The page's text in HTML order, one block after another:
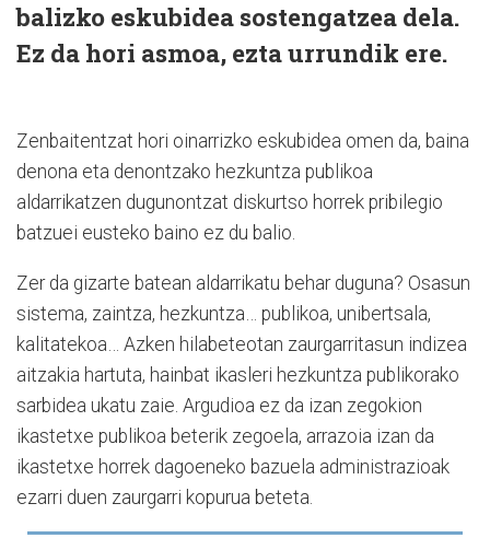
balizko eskubidea sostengatzea dela.
Ez da hori asmoa, ezta urrundik ere.
Zenbaitentzat hori oinarrizko eskubidea omen da, baina
denona eta denontzako hezkuntza publikoa
aldarrikatzen dugunontzat diskurtso horrek pribilegio
batzuei eusteko baino ez du balio.
Zer da gizarte batean aldarrikatu behar duguna? Osasun
sistema, zaintza, hezkuntza… publikoa, unibertsala,
kalitatekoa… Azken hilabeteotan zaurgarritasun indizea
aitzakia hartuta, hainbat ikasleri hezkuntza publikorako
sarbidea ukatu zaie. Argudioa ez da izan zegokion
ikastetxe publikoa beterik zegoela, arrazoia izan da
ikastetxe horrek dagoeneko bazuela administrazioak
ezarri duen zaurgarri kopurua beteta.